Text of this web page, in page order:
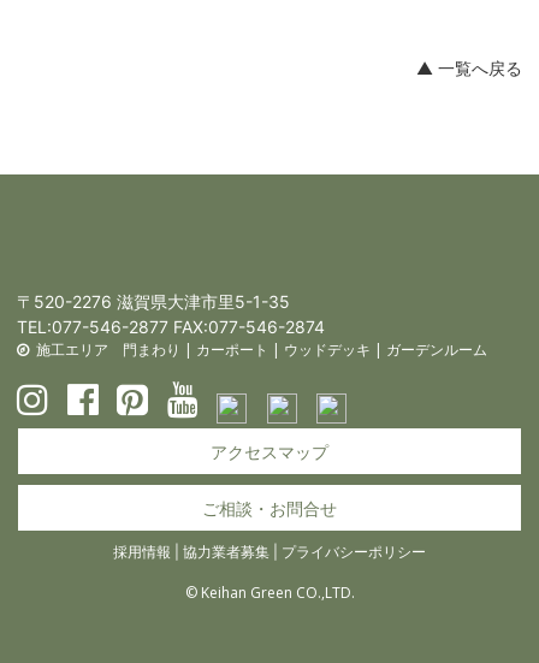
▲ 一覧へ戻る
〒520-2276 滋賀県大津市里5-1-35
TEL:077-546-2877 FAX:077-546-2874
施工エリア 門まわり | カーポート | ウッドデッキ | ガーデンルーム
アクセスマップ
ご相談・お問合せ
採用情報 協力業者募集 プライバシーポリシー
© Keihan Green CO.,LTD.